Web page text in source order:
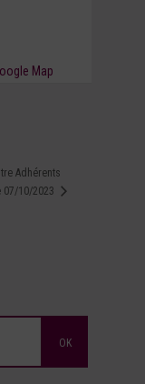
Map
Adhérents
07/10/2023